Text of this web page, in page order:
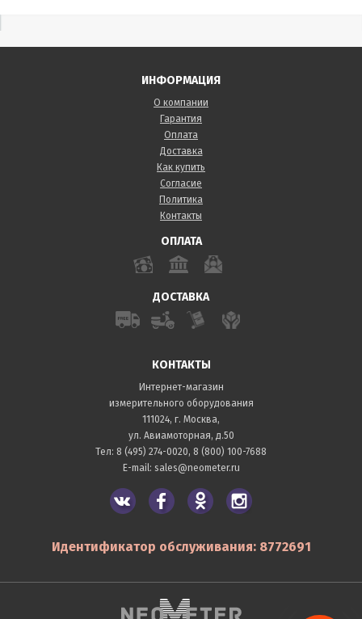
ИНФОРМАЦИЯ
О компании
Гарантия
Оплата
Доставка
Как купить
Согласие
Политика
Контакты
ОПЛАТА
ДОСТАВКА
КОНТАКТЫ
Интернет-магазин
измерительного оборудования
111024, г. Москва,
ул. Авиамоторная, д.50
Тел: 8 (495) 274-0020, 8 (800) 100-7688
E-mail: sales@neometer.ru
Идентификатор обслуживания: 8772691